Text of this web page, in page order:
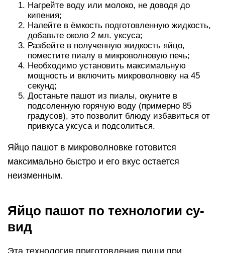
Нагрейте воду или молоко, не доводя до
кипения;
Налейте в ёмкость подготовленную жидкость,
добавьте около 2 мл. уксуса;
Разбейте в полученную жидкость яйцо,
поместите пиалу в микроволновую печь;
Необходимо установить максимальную
мощность и включить микроволновку на 45
секунд;
Достаньте пашот из пиалы, окуните в
подсоленную горячую воду (примерно 85
градусов), это позволит блюду избавиться от
привкуса уксуса и подсолиться.
Яйцо пашот в микроволновке готовится
максимально быстро и его вкус остается
неизменным.
Яйцо пашот по технологии су-
вид
Эта технология приготовления пищи при